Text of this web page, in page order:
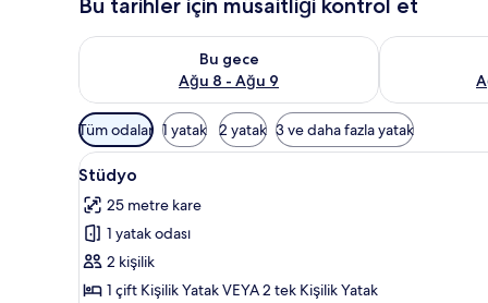
Bu gece
Ağu 8 - Ağu 9
Bu gece için müsaitliği kontrol et Ağu 8 - Ağu 9
Yarın için
Odalar
için
mevcut
filtreler
Tüm odalar 1 yatak 2 yatak 3 ve daha fazla yatak
Stüdyo
için
tüm
fotoğrafları
görün
Stüdyo | Mısır pamuklu çarşaf
5
Stüdyo
25 metre kare
1 yatak odası
2 kişilik
1 çift Kişilik Yatak VEYA 2 tek Kişilik Yatak